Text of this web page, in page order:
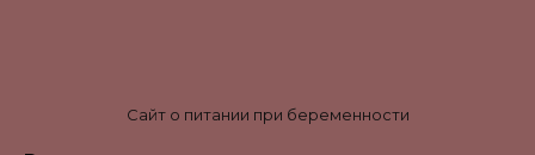
Сайт о питании при беременности